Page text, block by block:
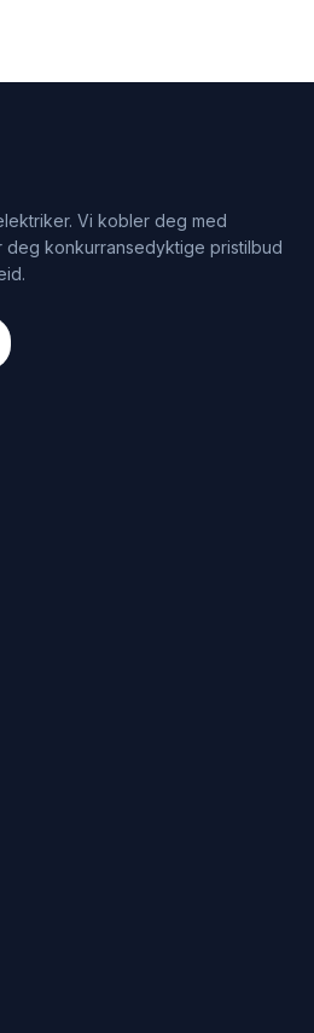
Vi kobler deg med
konkurransedyktige pristilbud